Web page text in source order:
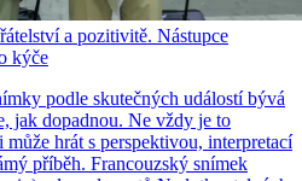
a pozitivitě. Nástupce
kýče
podle skutečných událostí bývá
jak dopadnou. Ne vždy je to
hrát s perspektivou, interpretací
příběh. Francouzský snímek